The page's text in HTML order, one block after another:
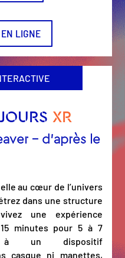
LIGNE
XR
– d’après le
au cœur de l’univers
dans une structure
une expérience
minutes pour 5 à 7
à un dispositif
casque ni manettes,